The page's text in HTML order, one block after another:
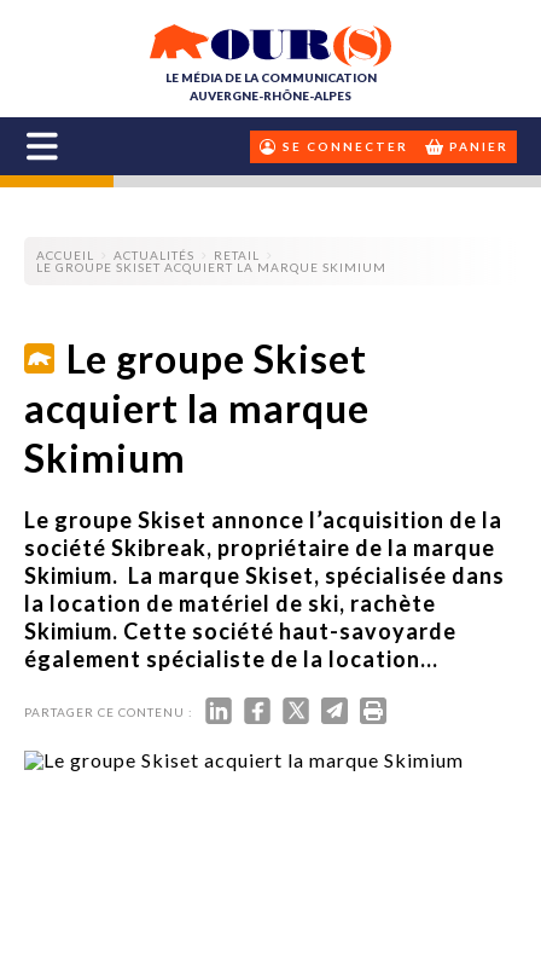
LE MÉDIA DE LA COMMUNICATION
AUVERGNE-RHÔNE-ALPES
SE CONNECTER PANIER
ACCUEIL ACTUALITÉS
RETAIL
LE GROUPE SKISET ACQUIERT LA MARQUE SKIMIUM
Le groupe Skiset
acquiert la marque
Skimium
Le groupe Skiset annonce l’acquisition de la
société Skibreak, propriétaire de la marque
Skimium. La marque Skiset, spécialisée dans
la location de matériel de ski, rachète
Skimium. Cette société haut-savoyarde
également spécialiste de la location...
PARTAGER CE CONTENU :